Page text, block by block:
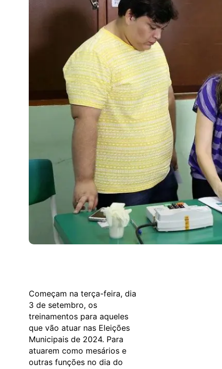
Começam na terça-feira, dia
3 de setembro, os
treinamentos para aqueles
que vão atuar nas Eleições
Municipais de 2024. Para
atuarem como mesários e
outras funções no dia do